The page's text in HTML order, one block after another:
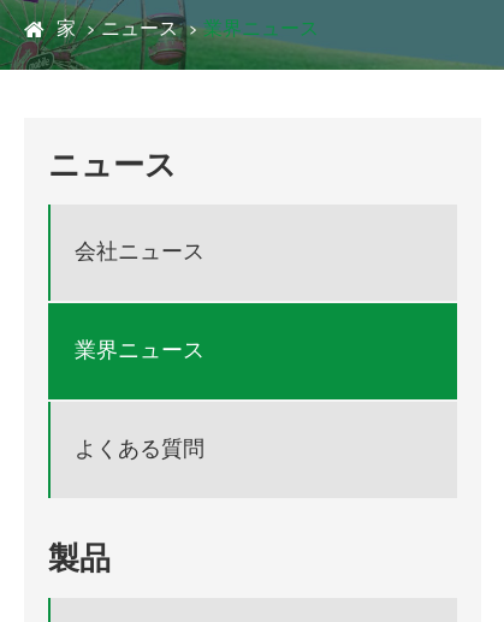
家 ニュース 業界ニュース
ニュース
会社ニュース
業界ニュース
よくある質問
製品